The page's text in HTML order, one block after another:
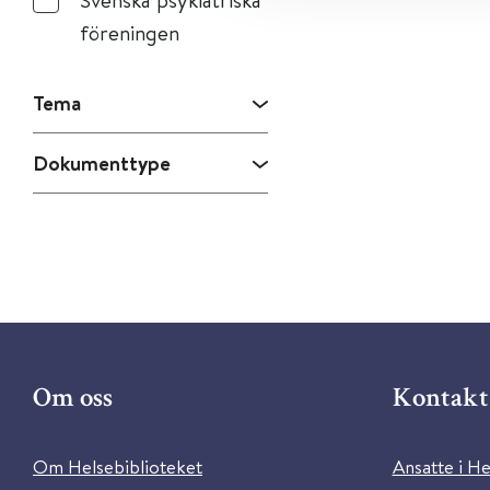
föreningen
Tema
Dokumenttype
Om oss
Om Helsebiblioteket
Kontakt
Ansatte i